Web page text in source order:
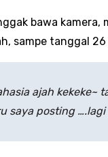
bawa kamera,
sampe tanggal 26
ajah kekeke~
saya posting